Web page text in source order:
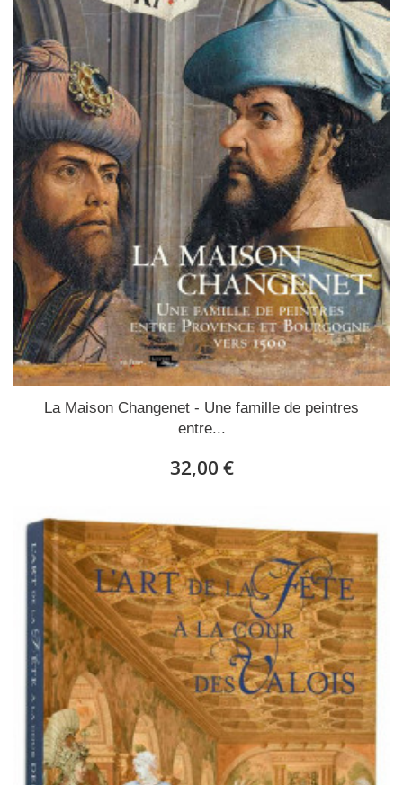
La Maison Changenet - Une famille de peintres
entre...
32,00 €